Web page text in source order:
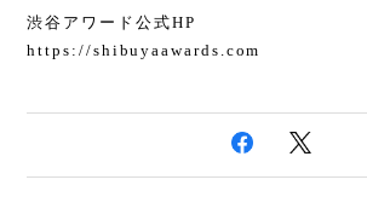
渋谷アワード公式HP
https://shibuyaawards.com